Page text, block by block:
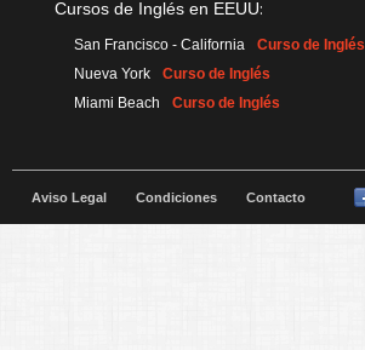
Cursos de Inglés en EEUU:
San Francisco - California
Curso de Inglés
Nueva York
Curso de Inglés
Miami Beach
Curso de Inglés
Aviso Legal Condiciones Contacto